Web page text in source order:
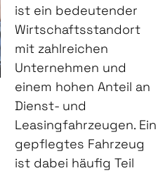
ist ein bedeutender
Wirtschaftsstandort
mit zahlreichen
Unternehmen und
einem hohen Anteil an
Dienst- und
Leasingfahrzeugen. Ein
gepflegtes Fahrzeug
ist dabei häufig Teil